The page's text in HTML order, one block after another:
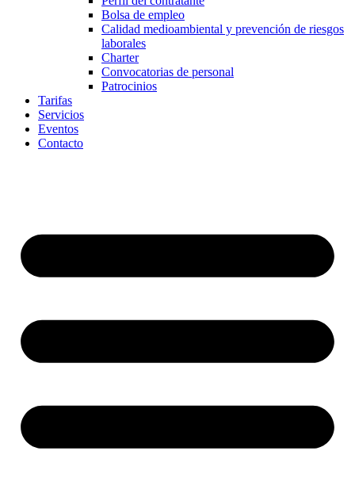
Bolsa de empleo
Calidad medioambiental y prevención de riesgos
laborales
Charter
Convocatorias de personal
Patrocinios
Tarifas
Servicios
Eventos
Contacto